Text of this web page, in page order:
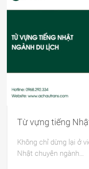
Từ vựng tiếng
Không chỉ dừng lại ở
Nhật chuyên ngành…